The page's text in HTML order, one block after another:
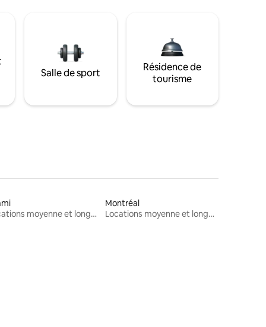
Salle de sport
Résidence de
tourisme
Locations moyenne et longue durée
Montréal
Locations moyenne et longue durée